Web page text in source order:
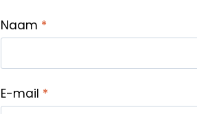
Naam *
E-mail *